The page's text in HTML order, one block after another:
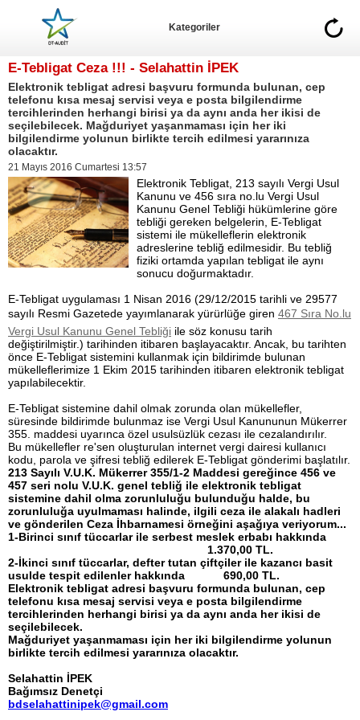
Kategoriler
E-Tebligat Ceza !!! - Selahattin İPEK
Elektronik tebligat adresi başvuru formunda bulunan, cep
telefonu kısa mesaj servisi veya e posta bilgilendirme
tercihlerinden herhangi birisi ya da aynı anda her ikisi de
seçilebilecek. Mağduriyet yaşanmaması için her iki
bilgilendirme yolunun birlikte tercih edilmesi yararınıza
olacaktır.
21 Mayıs 2016 Cumartesi 13:57
Elektronik Tebligat, 213 sayılı Vergi Usul
Kanunu ve 456 sıra no.lu Vergi Usul
Kanunu Genel Tebliği hükümlerine göre
tebliği gereken belgelerin, E-Tebligat
sistemi ile mükelleflerin elektronik
adreslerine tebliğ edilmesidir. Bu tebliğ
fiziki ortamda yapılan tebligat ile aynı
sonucu doğurmaktadır.
E-Tebligat uygulaması 1 Nisan 2016 (29/12/2015 tarihli ve 29577
sayılı Resmi Gazetede yayımlanarak yürürlüğe giren 467 Sıra No.lu
Vergi Usul Kanunu Genel Tebliği ile söz konusu tarih
değiştirilmiştir.) tarihinden itibaren başlayacaktır. Ancak, bu tarihten
önce E-Tebligat sistemini kullanmak için bildirimde bulunan
mükelleflerimize 1 Ekim 2015 tarihinden itibaren elektronik tebligat
yapılabilecektir.
E-Tebligat sistemine dahil olmak zorunda olan mükellefler,
süresinde bildirimde bulunmaz ise Vergi Usul Kanununun Mükerrer
355. maddesi uyarınca özel usulsüzlük cezası ile cezalandırılır.
Bu mükellefler re'sen oluşturulan internet vergi dairesi kullanıcı
kodu, parola ve şifresi tebliğ edilerek E-Tebligat gönderimi başlatılır.
213 Sayılı V.U.K. Mükerrer 355/1-2 Maddesi gereğince 456 ve
457 seri nolu V.U.K. genel tebliğ ile elektronik tebligat
sistemine dahil olma zorunluluğu bulunduğu halde, bu
zorunluluğa uyulmaması halinde, ilgili ceza ile alakalı hadleri
ve gönderilen Ceza İhbarnamesi örneğini aşağıya veriyorum...
1-Birinci sınıf tüccarlar ile serbest meslek erbabı hakkında
1.370,00 TL.
2-İkinci sınıf tüccarlar, defter tutan çiftçiler ile kazancı basit
usulde tespit edilenler hakkında 690,00 TL.
Elektronik tebligat adresi başvuru formunda bulunan, cep
telefonu kısa mesaj servisi veya e posta bilgilendirme
tercihlerinden herhangi birisi ya da aynı anda her ikisi de
seçilebilecek.
Mağduriyet yaşanmaması için her iki bilgilendirme yolunun
birlikte tercih edilmesi yararınıza olacaktır.
Selahattin İPEK
Bağımsız Denetçi
bdselahattinipek@gmail.com